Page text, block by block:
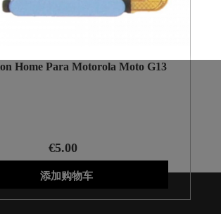
Home Para Motorola Moto G13
€5.00
添加购物车